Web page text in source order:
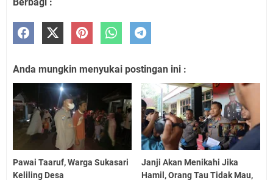
Anda mungkin menyukai postingan ini :
Pawai Taaruf, Warga Sukasari
Keliling Desa
Janji Akan Menikahi Jika
Hamil, Orang Tau Tidak Mau,